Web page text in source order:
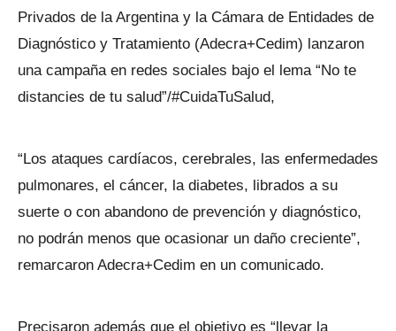
Privados de la Argentina y la Cámara de Entidades de
Diagnóstico y Tratamiento (Adecra+Cedim) lanzaron
una campaña en redes sociales bajo el lema “No te
distancies de tu salud”/#CuidaTuSalud,
“Los ataques cardíacos, cerebrales, las enfermedades
pulmonares, el cáncer, la diabetes, librados a su
suerte o con abandono de prevención y diagnóstico,
no podrán menos que ocasionar un daño creciente”,
remarcaron Adecra+Cedim en un comunicado.
Precisaron además que el objetivo es “llevar la